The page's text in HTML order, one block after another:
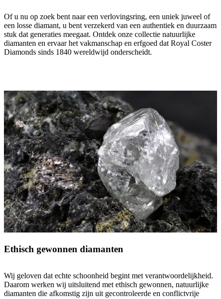
Of u nu op zoek bent naar een verlovingsring, een uniek juweel of
een losse diamant, u bent verzekerd van een authentiek en duurzaam
stuk dat generaties meegaat. Ontdek onze collectie natuurlijke
diamanten en ervaar het vakmanschap en erfgoed dat Royal Coster
Diamonds sinds 1840 wereldwijd onderscheidt.
Ethisch gewonnen diamanten
Wij geloven dat echte schoonheid begint met verantwoordelijkheid.
Daarom werken wij uitsluitend met ethisch gewonnen, natuurlijke
diamanten die afkomstig zijn uit gecontroleerde en conflictvrije